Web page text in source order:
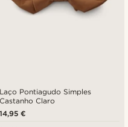
Laço Pontiagudo Simples
Castanho Claro
14,95 €